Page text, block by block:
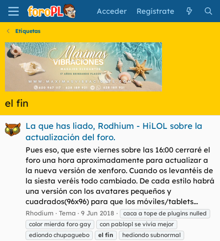
Acceder Regístrate
Etiquetas
el fin
La que has liado, Rodhium - HiLOL sobre la
actualización del foro.
Pues eso, que este viernes sobre las 16:00 cerraré el
foro una hora aproximadamente para actualizar a
la nueva versión de xenforo. Cuando os levantéis de
la siesta veréis todo cambiado. De cada estilo habrá
una versión con los avatares pequeños y
cuadrados(96x96) para que los móviles/tablets...
Rhodium Tema 9 Jun 2018
caca a tope de plugins nulled
color mierda foro gay
con pablopl se vivía mejor
ediondo chupaguebo
el fin
hediondo subnormal